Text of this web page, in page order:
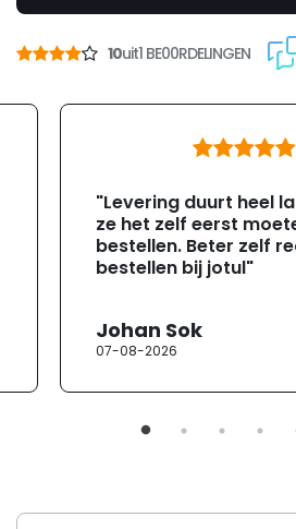
10uit1 BE00RDELINGEN
"Levering duurt heel
ze het zelf eerst
bestellen. Beter zelf
bestellen bij jotul"
Johan Sok
07-08-2026